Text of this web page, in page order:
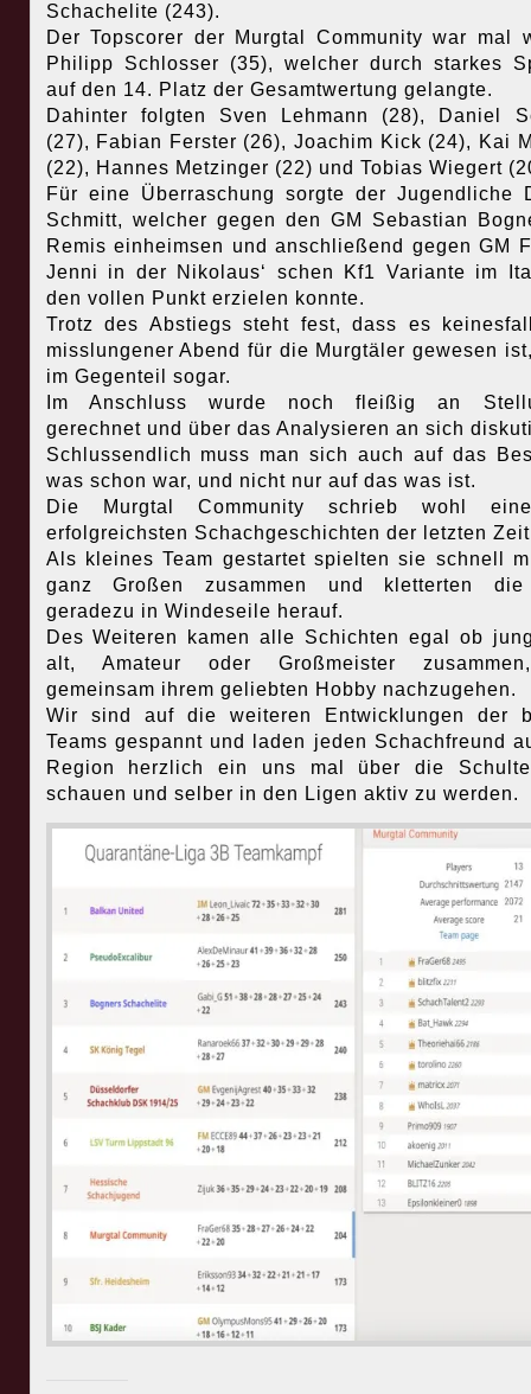
Schachelite (243).
Der Topscorer der Murgtal Community war mal
Philipp Schlosser (35), welcher durch starkes
auf den 14. Platz der Gesamtwertung gelangte.
Dahinter folgten Sven Lehmann (28), Daniel
(27), Fabian Ferster (26), Joachim Kick (24), Kai
(22), Hannes Metzinger (22) und Tobias Wiegert
Für eine Überraschung sorgte der Jugendliche
Schmitt, welcher gegen den GM Sebastian
Remis einheimsen und anschließend gegen GM
Jenni in der Nikolaus‘ schen Kf1 Variante im
den vollen Punkt erzielen konnte.
Trotz des Abstiegs steht fest, dass es
misslungener Abend für die Murgtäler gewesen
im Gegenteil sogar.
Im Anschluss wurde noch fleißig an
gerechnet und über das Analysieren an sich
Schlussendlich muss man sich auch auf das
was schon war, und nicht nur auf das was ist.
Die Murgtal Community schrieb wohl
erfolgreichsten Schachgeschichten der letzten
Als kleines Team gestartet spielten sie schnell
ganz Großen zusammen und kletterten
geradezu in Windeseile herauf.
Des Weiteren kamen alle Schichten egal ob
alt, Amateur oder Großmeister
gemeinsam ihrem geliebten Hobby nachzugehen.
Wir sind auf die weiteren Entwicklungen der
Teams gespannt und laden jeden Schachfreund
Region herzlich ein uns mal über die
schauen und selber in den Ligen aktiv zu werden.